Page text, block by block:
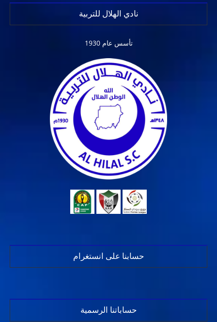
نادي الهلال للتربية
تأسس عام 1930
حسابنا على انستغرام
حساباتنا الرسمية